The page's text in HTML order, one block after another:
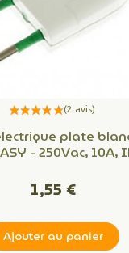
plate
- 250Vac, 10A,
la connectique
électrique idéale
1,55 €
Ajouter au panier